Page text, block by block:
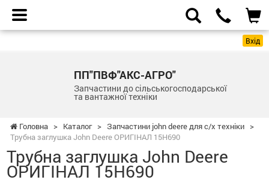
Вхід
ПП"ПВФ"АКС-АГРО"
Запчастини до сільськогосподарської
та вантажної техніки
Головна > Каталог > Запчастини john deere для с/х техніки >
Трубна заглушка John Deere ОРИГІНАЛ 15H690
Трубна заглушка John Deere
ОРИГІНАЛ 15H690